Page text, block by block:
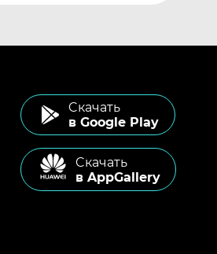
Cкачать
в Google Play
Cкачать
в AppGallery